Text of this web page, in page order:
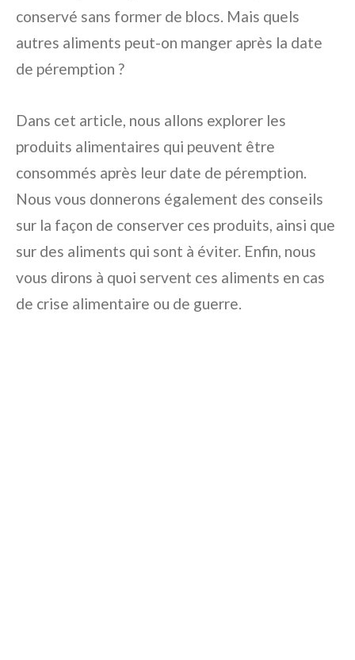
conservé sans former de blocs. Mais quels
autres aliments peut-on manger après la date
de péremption ?
Dans cet article, nous allons explorer les
produits alimentaires qui peuvent être
consommés après leur date de péremption.
Nous vous donnerons également des conseils
sur la façon de conserver ces produits, ainsi que
sur des aliments qui sont à éviter. Enfin, nous
vous dirons à quoi servent ces aliments en cas
de crise alimentaire ou de guerre.